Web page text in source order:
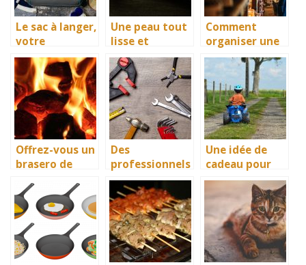
Le sac à langer,
votre
partenaire
confort dans
vos sorties
avec bébé
Une peau tout
lisse et
immaculée,
avec l’épilation
Comment
organiser une
séance
shopping entre
amies ?
Offrez-vous un
brasero de
terrasse
Des
professionnels
de la
climatisation
Une idée de
cadeau pour
enfant : Le
quad
électrique